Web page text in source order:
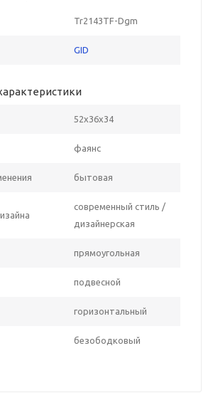
Tr2143TF-Dgm
GID
52x36x34
фаянс
бытовая
современный стиль /
дизайнерская
прямоугольная
подвесной
горизонтальный
безободковый